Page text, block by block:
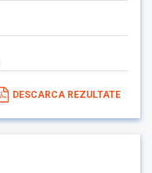
DESCARCA REZULTATE